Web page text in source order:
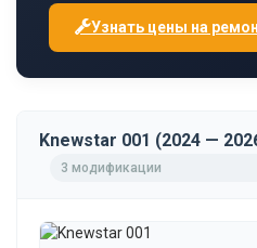
Узнать цены на
Knewstar 001 (2024 —
3 модификации